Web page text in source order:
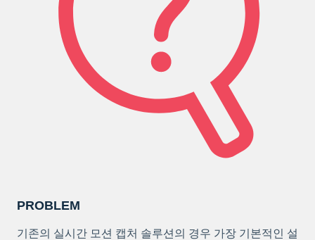
PROBLEM
기존의 실시간 모션 캡처 솔루션의 경우 가장 기본적인 설